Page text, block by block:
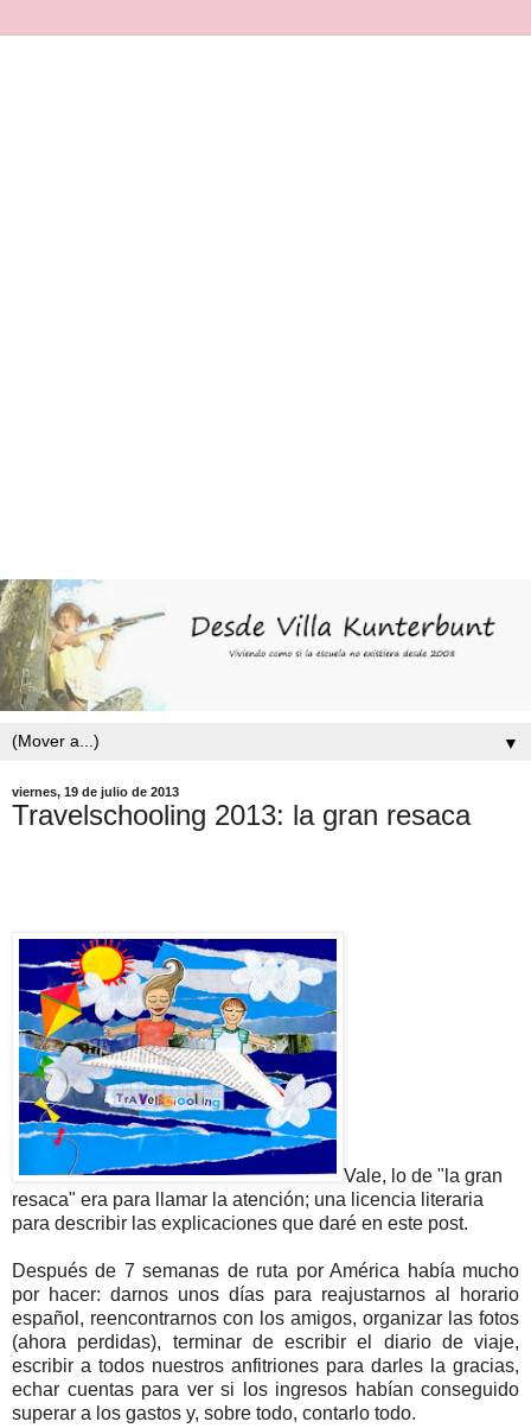
▼
viernes, 19 de julio de 2013
Travelschooling 2013: la gran resaca
Vale, lo de "la gran
resaca" era para llamar la atención; una licencia literaria
para describir las explicaciones que daré en este post.
Después de 7 semanas de ruta por América había mucho
por hacer: darnos unos días para reajustarnos al horario
español, reencontrarnos con los amigos, organizar las fotos
(ahora perdidas), terminar de escribir el diario de viaje,
escribir a todos nuestros anfitriones para darles la gracias,
echar cuentas para ver si los ingresos habían conseguido
superar a los gastos y, sobre todo, contarlo todo.